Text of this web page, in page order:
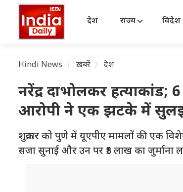
देश राज्य विदेश
Hindi News ख़बरें देश
नरेंद्र दाभोलकर
आरोपी ने एक झटके में
शुक्रवार को पुणे में यूएपीए मामलों की एक
सजा सुनाई और उन पर ₹5 लाख का जुर्माना